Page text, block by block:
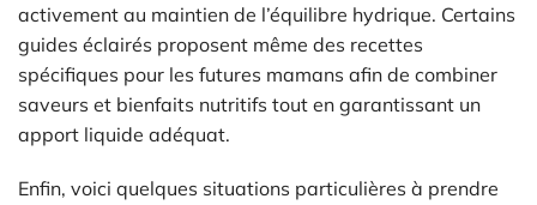
activement au maintien de l’équilibre hydrique. Certains
guides éclairés proposent même des recettes
spécifiques pour les futures mamans afin de combiner
saveurs et bienfaits nutritifs tout en garantissant un
apport liquide adéquat.
Enfin, voici quelques situations particulières à prendre